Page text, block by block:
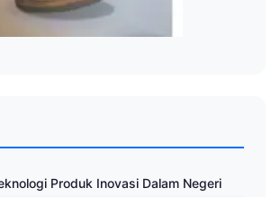
Produk Inovasi Dalam Negeri